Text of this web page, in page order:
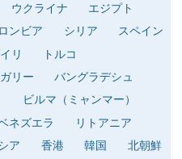
ウクライナ
エジプト
ンビア シリア
スペイン
リ
トルコ
リー
バングラデシュ
ビルマ（ミャンマー）
ネズエラ
リトアニア
ア 香港 韓国 北朝鮮